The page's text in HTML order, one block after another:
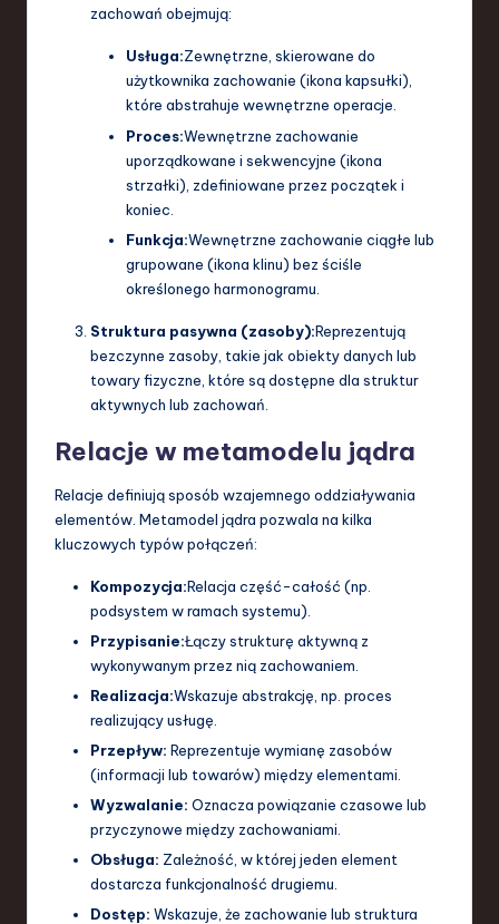
zachowań obejmują:
Usługa:Zewnętrzne, skierowane do
użytkownika zachowanie (ikona kapsułki),
które abstrahuje wewnętrzne operacje.
Proces:Wewnętrzne zachowanie
uporządkowane i sekwencyjne (ikona
strzałki), zdefiniowane przez początek i
koniec.
Funkcja:Wewnętrzne zachowanie ciągłe lub
grupowane (ikona klinu) bez ściśle
określonego harmonogramu.
Struktura pasywna (zasoby):Reprezentują
bezczynne zasoby, takie jak obiekty danych lub
towary fizyczne, które są dostępne dla struktur
aktywnych lub zachowań.
Relacje w metamodelu jądra
Relacje definiują sposób wzajemnego oddziaływania
elementów. Metamodel jądra pozwala na kilka
kluczowych typów połączeń:
Kompozycja:Relacja część-całość (np.
podsystem w ramach systemu).
Przypisanie:Łączy strukturę aktywną z
wykonywanym przez nią zachowaniem.
Realizacja:Wskazuje abstrakcję, np. proces
realizujący usługę.
Przepływ: Reprezentuje wymianę zasobów
(informacji lub towarów) między elementami.
Wyzwalanie: Oznacza powiązanie czasowe lub
przyczynowe między zachowaniami.
Obsługa: Zależność, w której jeden element
dostarcza funkcjonalność drugiemu.
Dostęp: Wskazuje, że zachowanie lub struktura